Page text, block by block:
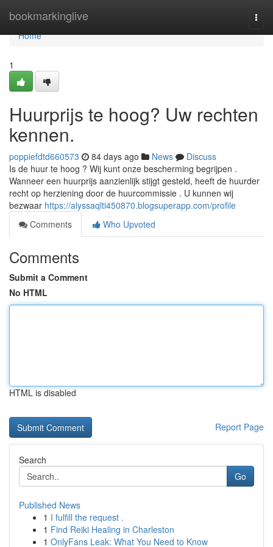
bookmarkinglive
Home
Home
1
Huurprijs te hoog? Uw rechten
kennen.
poppiefdtd660573 84 days ago News
Discuss
Is de huur te hoog ? Wij kunt onze bescherming begrijpen .
Wanneer een huurprijs aanzienlijk stijgt gesteld, heeft de huurder
recht op herziening door de huurcommissie . U kunnen wij
bezwaar https://alyssaqlti450870.blogsuperapp.com/profile
Comments
Who Upvoted
Comments
Submit a Comment
No HTML
HTML is disabled
Report Page
Search
Go
Published News
1 I fulfill the request .
1 Find Reiki Healing in Charleston
1 OnlyFans Leak: What You Need to Know